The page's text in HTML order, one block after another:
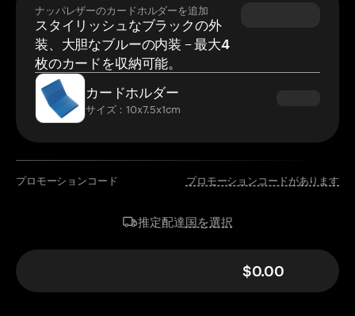
ナッパレザーのカードホルダーを追加
スタイリッシュなブラックの外
装、大胆なブルーの内装 – 最大4
枚のカードを収納可能。
カードホルダー
サイズ：10x7.5x1cm
プロモーションコード プロモーションコードがあります
推定配達国を選択
$0.00